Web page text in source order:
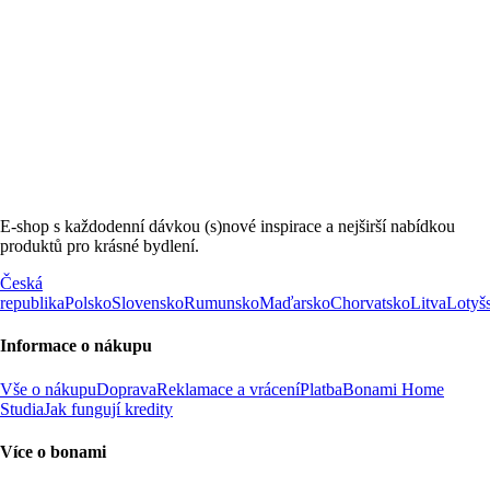
E-shop s každodenní dávkou (s)nové inspirace a nejširší nabídkou
produktů pro krásné bydlení.
Česká
republikaPolskoSlovenskoRumunskoMaďarskoChorvatskoLitva
Informace o nákupu
Vše o nákupuDopravaReklamace a vráceníPlatbaBonami Home
StudiaJak fungují kredity
Více o bonami